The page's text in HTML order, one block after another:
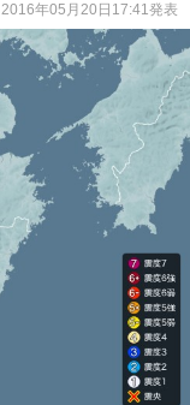
2016年05月20日17:41発表